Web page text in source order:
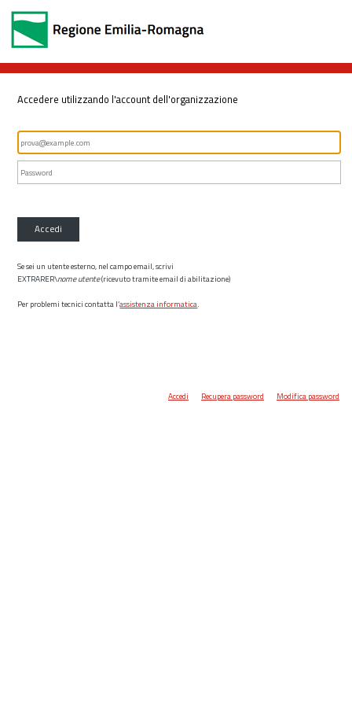
Accedere utilizzando l'account dell'organizzazione
Accedi
Se sei un utente esterno, nel campo email, scrivi
EXTRARER\nome utente(ricevuto tramite email di abilitazione)
Per problemi tecnici contatta l’assistenza informatica.
Accedi Recupera password Modifica password